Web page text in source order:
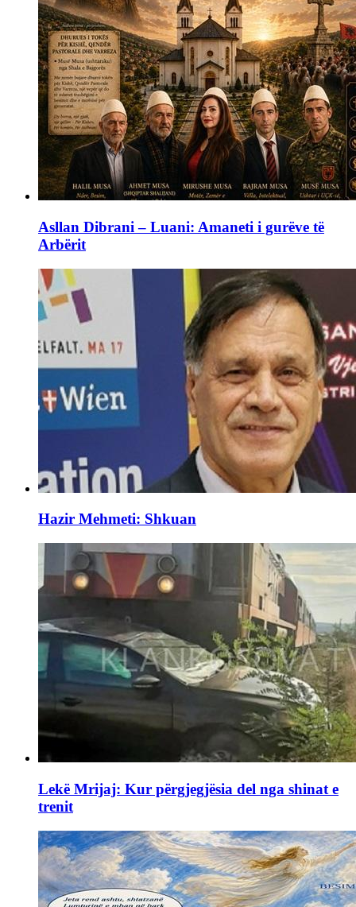
Asllan Dibrani – Luani: Amaneti i gurëve të
Arbërit
Hazir Mehmeti: Shkuan
Lekë Mrijaj: Kur përgjegjësia del nga shinat e
trenit